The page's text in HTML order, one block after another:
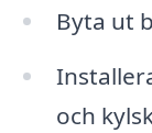
Byta ut
och